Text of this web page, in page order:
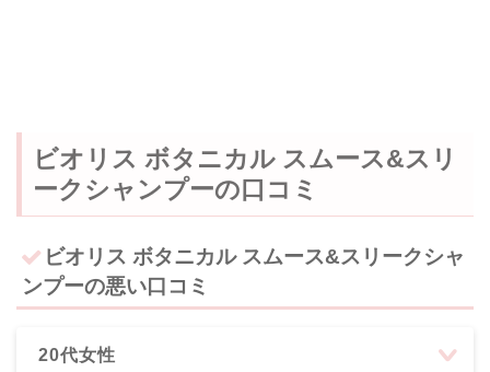
ビオリス ボタニカル スムース&スリ
ークシャンプーの口コミ
ビオリス ボタニカル スムース&スリークシャ
ンプーの悪い口コミ
20代女性